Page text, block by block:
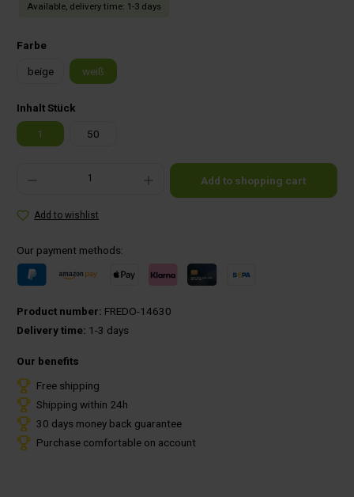
Available, delivery time: 1-3 days
Select
Farbe
beige weiß
Select
Inhalt Stück
1 50
Product Quantity: Enter the desired amount or use the buttons to increase or decrease the
Add to shopping cart
Add to wishlist
Our payment methods:
Product number: FREDO-14630
Delivery time: 1-3 days
Our benefits
Free shipping
Shipping within 24h
30 days money back guarantee
Purchase comfortable on account